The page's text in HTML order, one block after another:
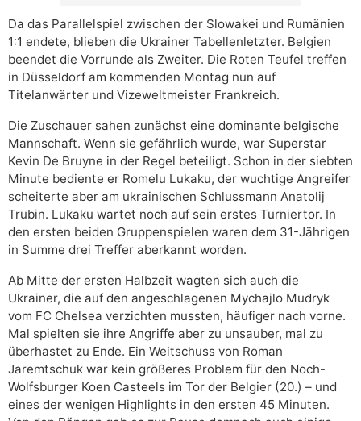
Da das Parallelspiel zwischen der Slowakei und Rumänien
1:1 endete, blieben die Ukrainer Tabellenletzter. Belgien
beendet die Vorrunde als Zweiter. Die Roten Teufel treffen
in Düsseldorf am kommenden Montag nun auf
Titelanwärter und Vizeweltmeister Frankreich.
Die Zuschauer sahen zunächst eine dominante belgische
Mannschaft. Wenn sie gefährlich wurde, war Superstar
Kevin De Bruyne in der Regel beteiligt. Schon in der siebten
Minute bediente er Romelu Lukaku, der wuchtige Angreifer
scheiterte aber am ukrainischen Schlussmann Anatolij
Trubin. Lukaku wartet noch auf sein erstes Turniertor. In
den ersten beiden Gruppenspielen waren dem 31-Jährigen
in Summe drei Treffer aberkannt worden.
Ab Mitte der ersten Halbzeit wagten sich auch die
Ukrainer, die auf den angeschlagenen Mychajlo Mudryk
vom FC Chelsea verzichten mussten, häufiger nach vorne.
Mal spielten sie ihre Angriffe aber zu unsauber, mal zu
überhastet zu Ende. Ein Weitschuss von Roman
Jaremtschuk war kein größeres Problem für den Noch-
Wolfsburger Koen Casteels im Tor der Belgier (20.) – und
eines der wenigen Highlights in den ersten 45 Minuten.